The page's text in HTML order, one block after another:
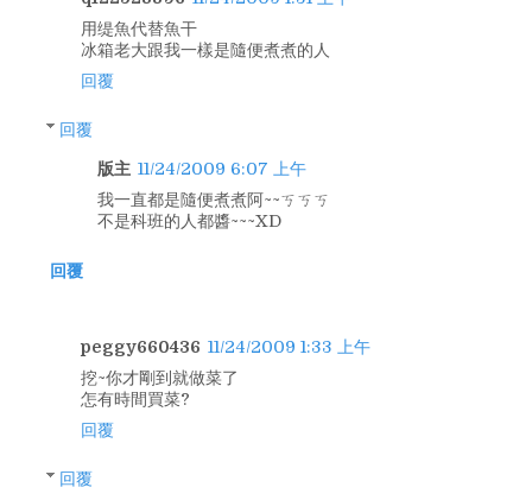
用缇魚代替魚干
冰箱老大跟我一樣是隨便煮煮的人
回覆
回覆
版主 11/24/2009 6:07 上午
我一直都是隨便煮煮阿~~ㄎㄎㄎ
不是科班的人都醬~~~XD
回覆
peggy660436 11/24/2009 1:33 上午
挖~你才剛到就做菜了
怎有時間買菜?
回覆
回覆